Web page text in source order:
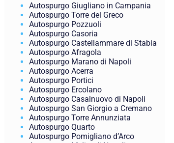
Autospurgo Giugliano in Campania
Autospurgo Torre del Greco
Autospurgo Pozzuoli
Autospurgo Casoria
Autospurgo Castellammare di Stabia
Autospurgo Afragola
Autospurgo Marano di Napoli
Autospurgo Acerra
Autospurgo Portici
Autospurgo Ercolano
Autospurgo Casalnuovo di Napoli
Autospurgo San Giorgio a Cremano
Autospurgo Torre Annunziata
Autospurgo Quarto
Autospurgo Pomigliano d’Arco